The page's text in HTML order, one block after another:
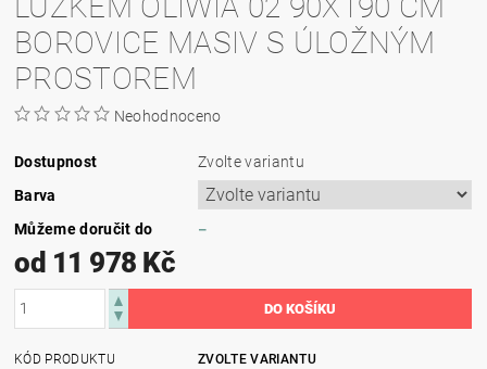
BOROVICE MASIV S ÚLOŽNÝM
PROSTOREM
Neohodnoceno
Dostupnost
Zvolte variantu
Barva
Můžeme doručit do
–
od 11 978 Kč
KÓD PRODUKTU
ZVOLTE VARIANTU